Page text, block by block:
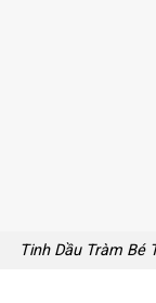
Tinh Dầu Tràm Bé